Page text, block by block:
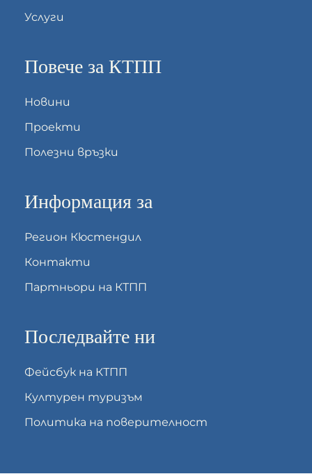
Услуги
Повече за КТПП
Новини
Проекти
Полезни връзки
Информация за
Регион Кюстендил
Контакти
Партньори на КТПП
Последвайте ни
Фейсбук на КТПП
Културен туризъм
Политика на поверителност